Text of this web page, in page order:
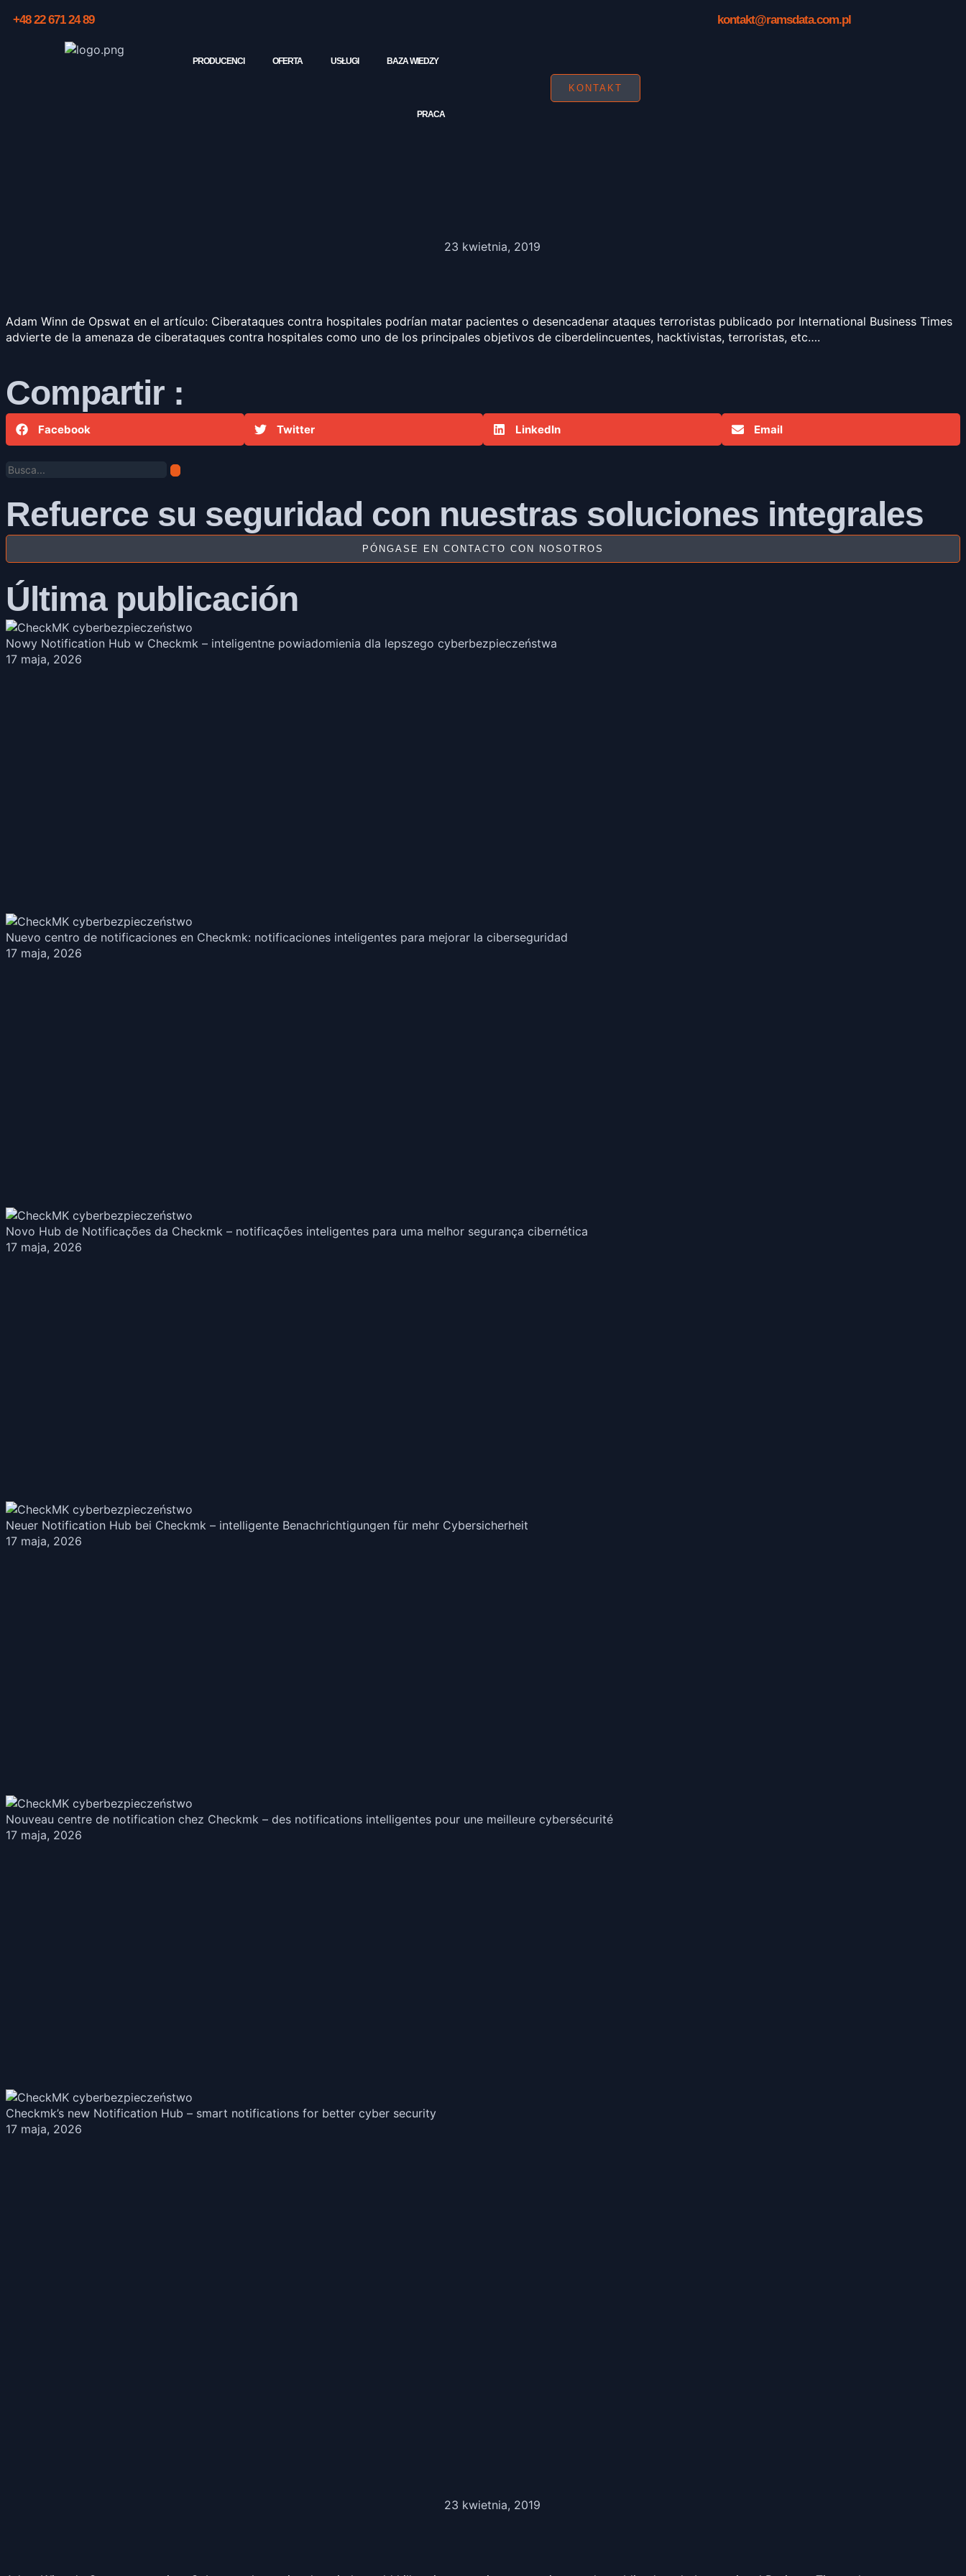
+48 22 671 24 89 kontakt@ramsdata.com.pl
KONTAKT
PRODUCENCI OFERTA USŁUGI BAZA WIEDZY
PRACA
23 kwietnia, 2019
Adam Winn de Opswat en el artículo: Ciberataques contra hospitales podrían matar pacientes o desencadenar ataques terroristas publicado por International Business Times
advierte de la amenaza de ciberataques contra hospitales como uno de los principales objetivos de ciberdelincuentes, hacktivistas, terroristas, etc….
Compartir :
Facebook Twitter LinkedIn Email
Refuerce su seguridad con nuestras soluciones integrales
PÓNGASE EN CONTACTO CON NOSOTROS
Última publicación
Nowy Notification Hub w Checkmk – inteligentne powiadomienia dla lepszego cyberbezpieczeństwa
17 maja, 2026
Nuevo centro de notificaciones en Checkmk: notificaciones inteligentes para mejorar la ciberseguridad
17 maja, 2026
Novo Hub de Notificações da Checkmk – notificações inteligentes para uma melhor segurança cibernética
17 maja, 2026
Neuer Notification Hub bei Checkmk – intelligente Benachrichtigungen für mehr Cybersicherheit
17 maja, 2026
Nouveau centre de notification chez Checkmk – des notifications intelligentes pour une meilleure cybersécurité
17 maja, 2026
Checkmk’s new Notification Hub – smart notifications for better cyber security
17 maja, 2026
23 kwietnia, 2019